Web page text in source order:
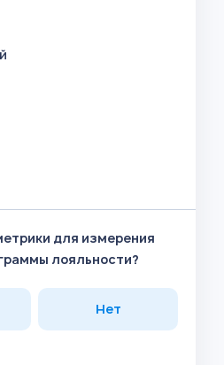
для измерения
лояльности?
Нет